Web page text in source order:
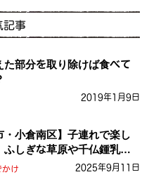
記事
た部分を取り除けば食べて
2019年1月9日
・小倉南区】子連れで楽し
ふしぎな草原や千仏鍾乳洞
！
かけ 2025年9月11日